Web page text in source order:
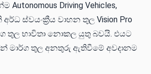
Driving Vehicles,
ස්වයංක්‍රීය වාහන තුල Vision Pro
තුල භාවිතා නොකල යුතු බවයි. එයට
මාර්ග තුල අනතුරු ඇතිවීමේ අවදානම